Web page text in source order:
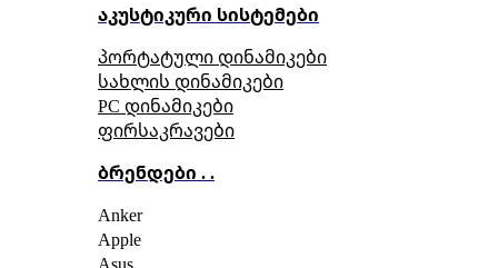
აკუსტიკური სისტემები
პორტატული დინამიკები
სახლის დინამიკები
PC დინამიკები
ფირსაკრავები
ბრენდები . .
Anker
Apple